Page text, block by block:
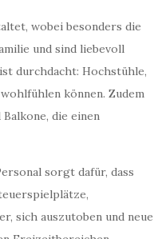
wobei besonders die
und sind liebevoll
durchdacht: Hochstühle,
können. Zudem
die einen
sorgt dafür, dass
sich auszutoben und neue